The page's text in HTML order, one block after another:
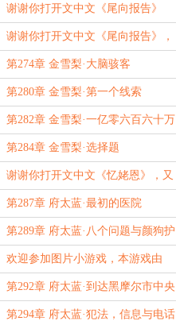
谢谢你打开文中文《尾向报告》
（又名，忆姥恩）
谢谢你打开文中文《尾向报告》，
又名，《忆姥恩》
第274章 金雪梨·大脑骇客
第280章 金雪梨·第一个线索
第282章 金雪梨·一亿零六百六十万
第284章 金雪梨·选择题
谢谢你打开文中文《忆姥恩》，又
名《上一辈子的旅行》
第287章 府太蓝·最初的医院
第289章 府太蓝·八个问题与颜狗护
士
欢迎参加图片小游戏，本游戏由
xyyz姥盛情赞助
第292章 府太蓝·到达黑摩尔市中央
车站
第294章 府太蓝·犯法，信息与电话